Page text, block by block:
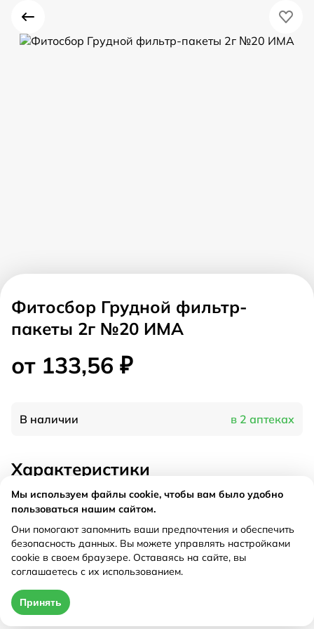
Фитосбор Грудной фильтр-
пакеты 2г №20 ИМА
от 133,56 ₽
В наличии в 2 аптеках
Характеристики
Производитель
Фитофарм, Россия
Рецепт
Не требуется
от 133,56 ₽
Мы используем файлы cookie, чтобы вам было удобно
пользоваться нашим сайтом.
Они помогают запомнить ваши предпочтения и обеспечить
безопасность данных. Вы можете управлять настройками
cookie в своем браузере. Оставаясь на сайте, вы
соглашаетесь с их использованием.
Принять